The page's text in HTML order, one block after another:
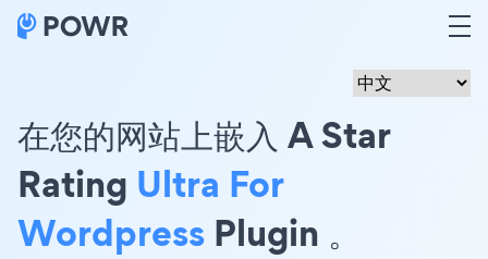
在您的网站上嵌入 A Star
Rating Ultra For
Wordpress Plugin 。